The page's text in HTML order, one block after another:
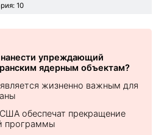
10
упреждающий
ядерным объектам?
жизненно важным для
обеспечат прекращение
программы